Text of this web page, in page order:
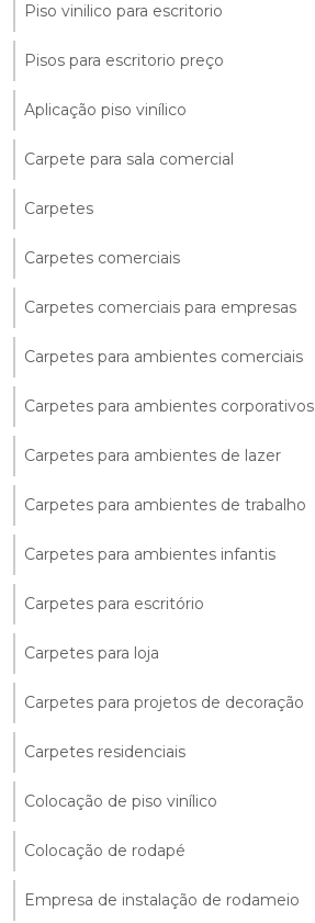
Piso vinilico para escritorio
Pisos para escritorio preço
Aplicação piso vinílico
Carpete para sala comercial
Carpetes
Carpetes comerciais
Carpetes comerciais para empresas
Carpetes para ambientes comerciais
Carpetes para ambientes corporativos
Carpetes para ambientes de lazer
Carpetes para ambientes de trabalho
Carpetes para ambientes infantis
Carpetes para escritório
Carpetes para loja
Carpetes para projetos de decoração
Carpetes residenciais
Colocação de piso vinílico
Colocação de rodapé
Empresa de instalação de rodameio